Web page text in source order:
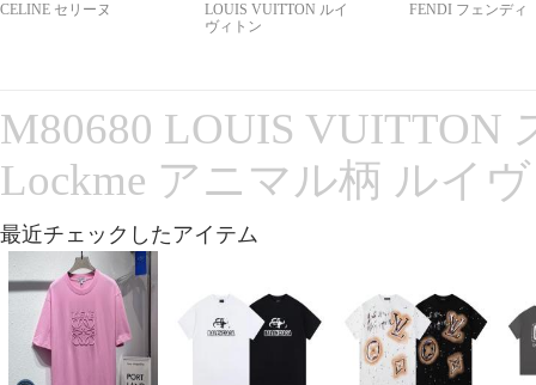
CELINE セリーヌ
LOUIS VUITTON ルイ
ヴィトン
FENDI フェンディ
M80680 LOUIS VUITTON
Lockme アニマル柄 ルイ
最近チェックしたアイテム